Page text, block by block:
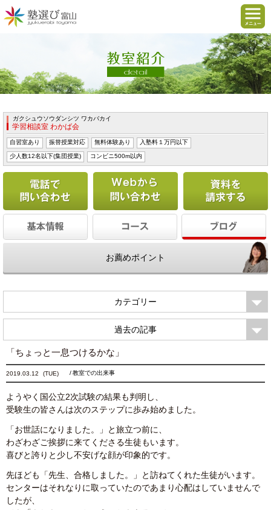
ガクシュウソウダンシツ ワカバカイ
学習相談室 わかば会
自習室あり 振替授業対応 無料体験あり 入塾料１万円以下
少人数12名以下(集団授業) コンビニ500m以内
電話で問い合わせる Webから問い合わせ
お薦めポイント
カテゴリー
過去の記事
「ちょっと一息つけるかな」
2019.03.12 (TUE) 教室での出来事
ようやく国公立2次試験の結果も判明し、
受験生の皆さんは次のステップに歩み始めました。
「お世話になりました。」と旅立つ前に、
わざわざご挨拶に来てくださる生徒もいます。
喜びと誇りと少し不安げな顔が印象的です。
先ほども「先生、合格しました。」と訪ねてくれた生徒がいます。
センターはそれなりに取っていたのであまり心配はしていませんで
したが、